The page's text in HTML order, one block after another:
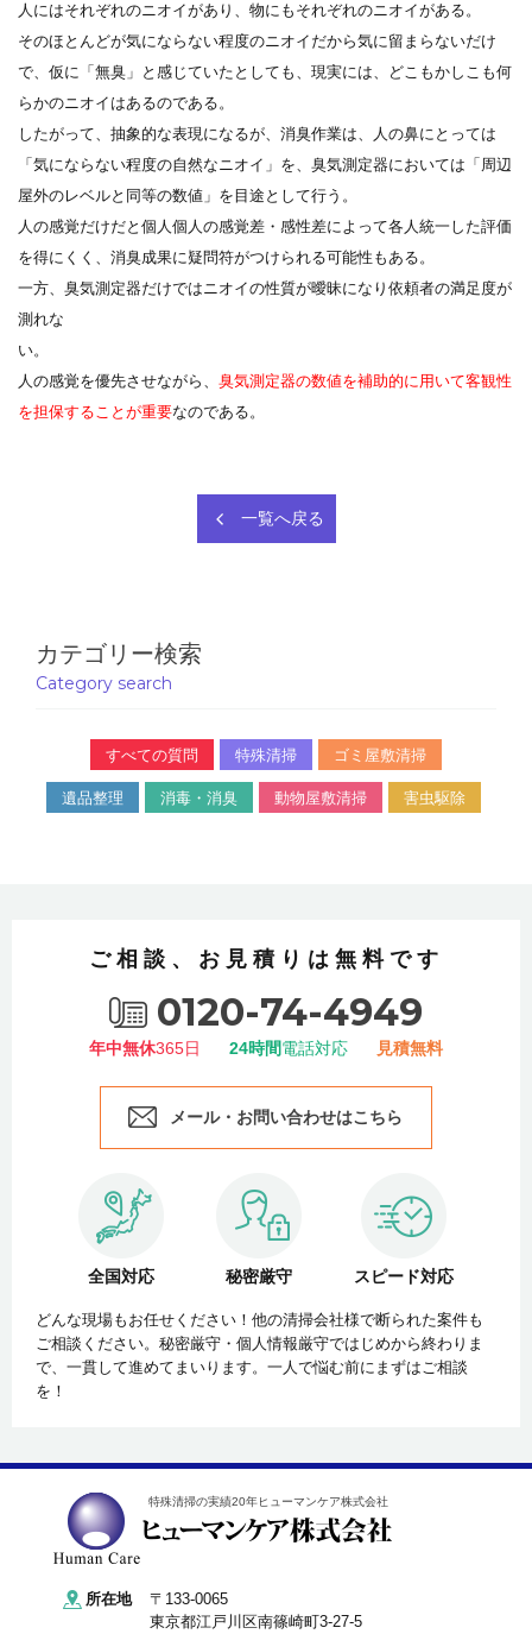
人にはそれぞれのニオイがあり、物にもそれぞれのニオイがある。
そのほとんどが気にならない程度のニオイだから気に留まらないだけ
で、仮に「無臭」と感じていたとしても、現実には、どこもかしこも何
らかのニオイはあるのである。
したがって、抽象的な表現になるが、消臭作業は、人の鼻にとっては
「気にならない程度の自然なニオイ」を、臭気測定器においては「周辺
屋外のレベルと同等の数値」を目途として行う。
人の感覚だけだと個人個人の感覚差・感性差によって各人統一した評価
を得にくく、消臭成果に疑問符がつけられる可能性もある。
一方、臭気測定器だけではニオイの性質が曖昧になり依頼者の満足度が
測れな
い
人の感覚を優先させながら、 臭気測定器の数値を補助的に用いて客観性
を担保することが重要なのである。
一覧へ戻る
カテゴリー検索
Category search
すべての質問 特殊清掃 ゴミ屋敷清掃
遺品整理 消毒・消臭 動物屋敷清掃 害虫駆除
ご相談、お見積りは無料です
0120-74-4949
年中無休365日 24時間電話対応 見積無料
メール・お問い合わせはこちら
全国対応 秘密厳守 スピード対応
どんな現場もお任せください！他の清掃会社様で断られた案件も
ご相談ください。秘密厳守・個人情報厳守ではじめから終わりま
で、一貫して進めてまいります。一人で悩む前にまずはご相談
を！
特殊清掃の実績20年ヒューマンケア株式会社
所在地
〒133-0065
東京都江戸川区南篠崎町3-27-5